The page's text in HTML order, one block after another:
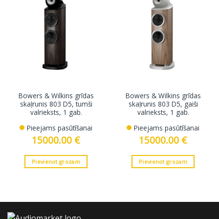
Bowers & Wilkins grīdas
skaļrunis 803 D5, tumši
valrieksts, 1 gab.
Pieejams pasūtīšanai
15000.00 €
Pievienot grozam
Bowers & Wilkins grīdas
skaļrunis 803 D5, gaiši
valrieksts, 1 gab.
Pieejams pasūtīšanai
15000.00 €
Pievienot grozam